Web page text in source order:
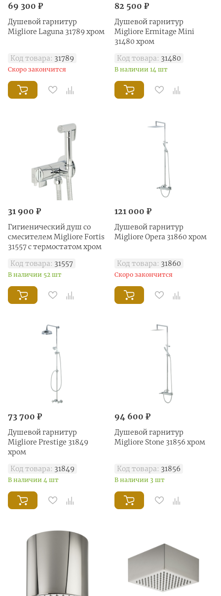
69 300 ₽
Душевой гарнитур
Migliore Laguna 31789 хром
Код товара: 31789
Скоро закончится
82 500 ₽
Душевой гарнитур
Migliore Ermitage Mini
31480 хром
Код товара: 31480
В наличии 14 шт
31 900 ₽
Гигиенический душ со
смесителем Migliore Fortis
31557 с термостатом хром
Код товара: 31557
В наличии 52 шт
121 000 ₽
Душевой гарнитур
Migliore Opera 31860 хром
Код товара: 31860
Скоро закончится
73 700 ₽
Душевой гарнитур
Migliore Prestige 31849
хром
Код товара: 31849
В наличии 4 шт
94 600 ₽
Душевой гарнитур
Migliore Stone 31856 хром
Код товара: 31856
В наличии 3 шт